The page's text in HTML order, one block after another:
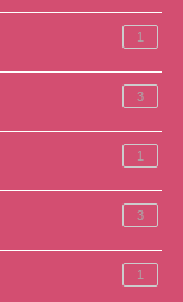
1
3
1
3
1